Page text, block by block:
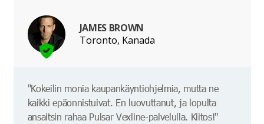
JAMES BROWN
Toronto, Kanada
"Kokeilin monia kaupankäyntiohjelmia, mutta ne
kaikki epäonnistuivat. En luovuttanut, ja lopulta
ansaitsin rahaa Pulsar Vexline-palvelulla. Kiitos!"